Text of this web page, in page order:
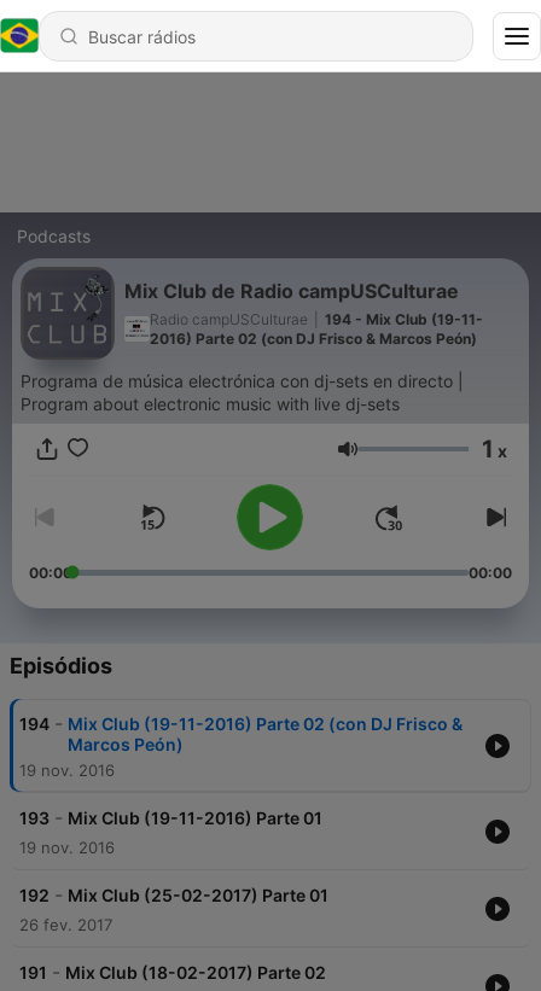
Podcasts
Mix Club de Radio campUSCulturae
Radio campUSCulturae
194 - Mix Club (19-11-
2016) Parte 02 (con DJ Frisco & Marcos Peón)
Programa de música electrónica con dj-sets en directo |
Program about electronic music with live dj-sets
Volume 1 x
00:00 00:00
Episódios
194 - Mix Club (19-11-2016) Parte 02 (con DJ Frisco &
Marcos Peón)
19 nov. 2016
193 - Mix Club (19-11-2016) Parte 01
19 nov. 2016
192 - Mix Club (25-02-2017) Parte 01
26 fev. 2017
191 - Mix Club (18-02-2017) Parte 02